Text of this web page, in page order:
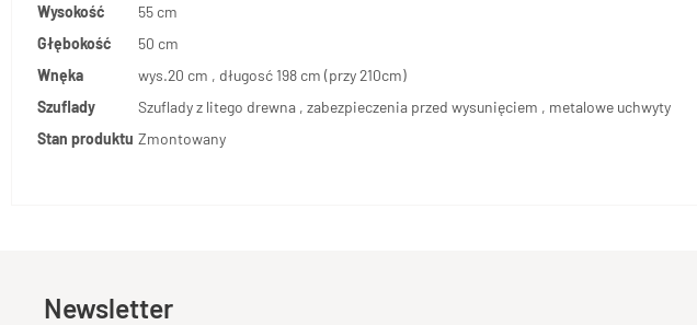
Wysokość
55 cm
Głębokość
50 cm
Wnęka
wys.20 cm , długosć 198 cm (przy 210cm)
Szuflady
Szuflady z litego drewna , zabezpieczenia przed wysunięciem , metalowe uchwyty
Stan produktu Zmontowany
Newsletter